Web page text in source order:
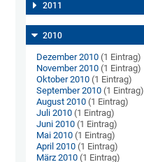
2011
2010
Dezember 2010 (1 Eintrag)
November 2010 (1 Eintrag)
Oktober 2010 (1 Eintrag)
September 2010 (1 Eintrag)
August 2010 (1 Eintrag)
Juli 2010 (1 Eintrag)
Juni 2010 (1 Eintrag)
Mai 2010 (1 Eintrag)
April 2010 (1 Eintrag)
März 2010 (1 Eintrag)